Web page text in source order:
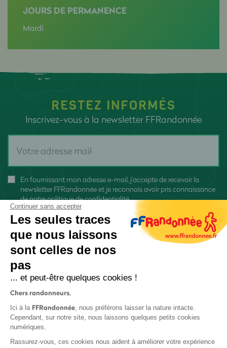
JOURS DE PERMANENCE
Mardi
RESTEZ INFORMÉS
Inscrivez-vous à la newsletter FFRandonnée
En fournissant mon adresse e-mail, j'accepte de recevoir la
newsletter FFRandonnée et je reconnais avoir pris connaissance
denotre politique de confidentialité
Continuer sans accepter
Les seules traces
que nous laissons
sont celles de nos
pas
... et peut-être quelques cookies !
Chers randonneurs,
Ici à la FFRandonnée, nous préférons laisser la nature intacte.
Cependant, sur notre site, nous laissons quelques petits cookies
numériques.
Rassurez-vous, ces cookies nous aident à améliorer votre expérience